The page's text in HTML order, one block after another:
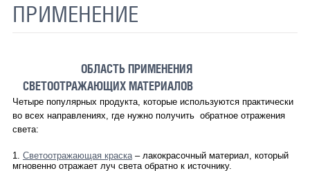
ТЕРМОХРОМНАЯ ТКАНЬ
СВЕТООТРАЖАЮЩАЯ ПЛЕНКА
СВЕТООТРАЖАЮЩАЯ КРАСКА
СВЕТЯЩАЯСЯ КРАСКА
ПРИМЕНЕНИЕ
ОБЛАСТЬ ПРИМЕНЕНИЯ
СВЕТООТРАЖАЮЩИХ МАТЕРИАЛОВ
Четыре популярных продукта, которые используются практически
во всех направлениях, где нужно получить обратное отражения
света:
1. Светоотражающая краска– лакокрасочный материал, который
мгновенно отражает луч света обратно к источнику.